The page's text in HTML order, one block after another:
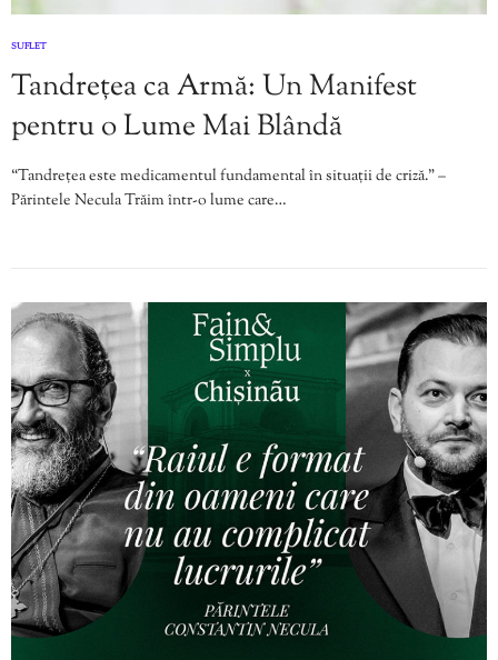
SUFLET
Tandrețea ca Armă: Un Manifest
pentru o Lume Mai Blândă
“Tandrețea este medicamentul fundamental în situații de criză.” –
Părintele Necula Trăim într-o lume care…